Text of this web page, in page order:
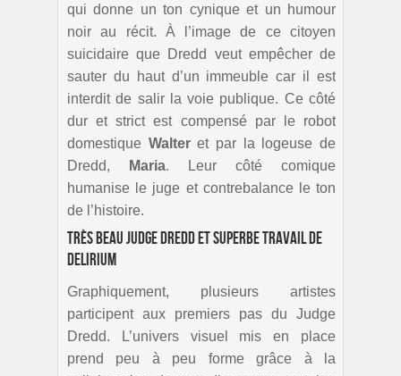
qui donne un ton cynique et un humour
noir au récit. À l’image de ce citoyen
suicidaire que Dredd veut empêcher de
sauter du haut d’un immeuble car il est
interdit de salir la voie publique. Ce côté
dur et strict est compensé par le robot
domestique Walteret par la logeuse de
Dredd,
Maria. Leur côté comique
humanise le juge et contrebalance le ton
de l’histoire.
Très beau Judge Dredd et superbe travail de
Delirium
Graphiquement, plusieurs artistes
participent aux premiers pas du Judge
Dredd. L’univers visuel mis en place
prend peu à peu forme grâce à la